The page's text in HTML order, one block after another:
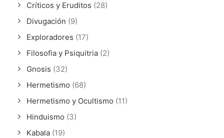
Críticos y Eruditos (28)
Divugación (9)
Exploradores (17)
Filosofia y Psiquitria (2)
Gnosis (32)
Hermetismo (68)
Hermetismo y Ocultismo (11)
Hinduismo (3)
Kabala (19)